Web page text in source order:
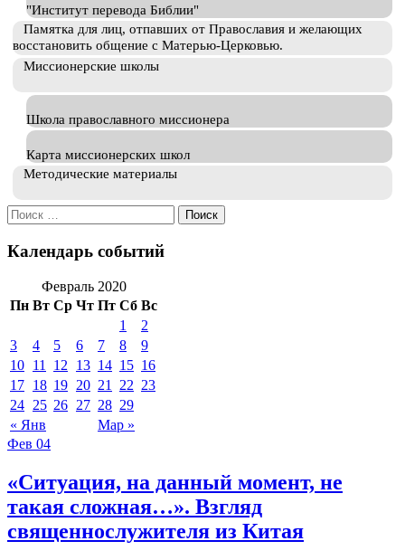
"Институт перевода Библии"
Памятка для лиц, отпавших от Православия и желающих
восстановить общение с Матерью-Церковью.
Миссионерские школы
Школа православного миссионера
Карта миссионерских школ
Методические материалы
Искать:
Календарь событий
Февраль 2020
Пн Вт Ср Чт Пт Сб Вс
« Янв Мар »
1
2
3
4 5 6 7 8
9
10 11 12 13 14 15 16
17 18 19 20 21 22 23
24 25 26 27 28 29
Фев 04
«Ситуация, на данный момент, не
такая сложная…». Взгляд
священнослужителя из Китая